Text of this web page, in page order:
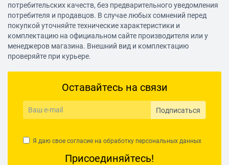
потребительских качеств, без предварительного уведомления
потребителя и продавцов. В случае любых сомнений перед
покупкой уточняйте технические характеристики и
комплектацию на официальном сайте производителя или у
менеджеров магазина. Внешний вид и комплектацию
проверяйте при курьере.
Оставайтесь на связи
Подписаться
Я даю свое согласие на обработку персональных данных
Присоединяйтесь!